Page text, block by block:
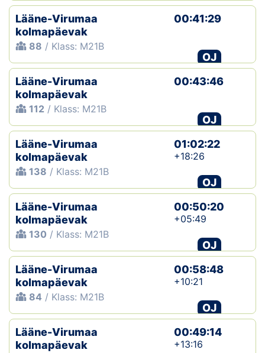
Lääne-Virumaa
kolmapäevak
88 / Klass: M21B
00:41:29
OJ
Lääne-Virumaa
kolmapäevak
112 / Klass: M21B
00:43:46
OJ
Lääne-Virumaa
kolmapäevak
138 / Klass: M21B
01:02:22
+18:26
OJ
Lääne-Virumaa
kolmapäevak
130 / Klass: M21B
00:50:20
+05:49
OJ
Lääne-Virumaa
kolmapäevak
84 / Klass: M21B
00:58:48
+10:21
OJ
Lääne-Virumaa
kolmapäevak
00:49:14
+13:16